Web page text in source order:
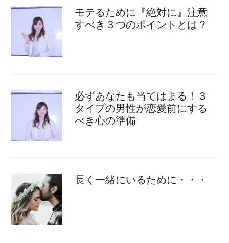
モテるために『絶対に』注意
すべき３つのポイントとは？
必ずあなたも当てはまる！３
タイプの男性が恋愛前にする
べき心の準備
長く一緒にいるために・・・